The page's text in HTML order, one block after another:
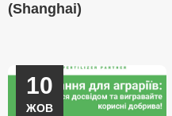
(Shanghai)
10
ЖОВ